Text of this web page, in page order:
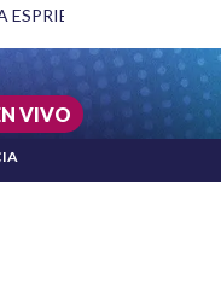
Y DMG
VIVO